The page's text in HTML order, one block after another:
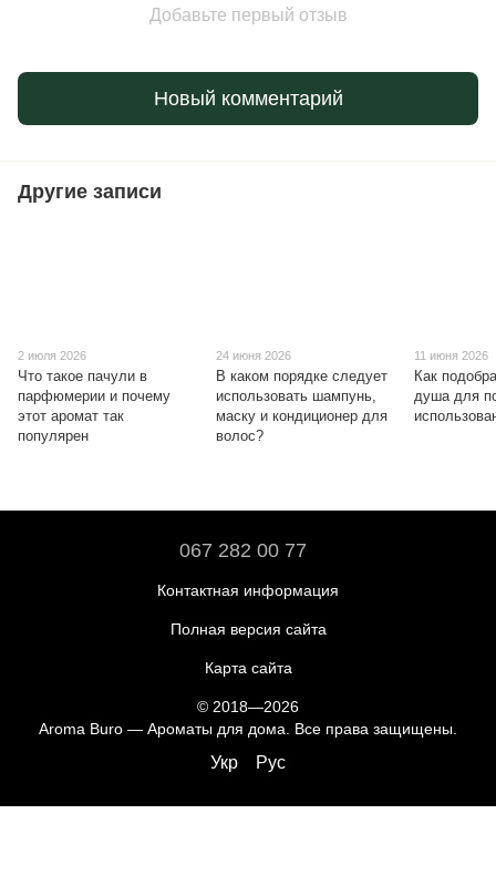
Добавьте первый отзыв
Новый комментарий
Другие записи
2 июля 2026
Что такое пачули в
парфюмерии и почему
этот аромат так
популярен
24 июня 2026
В каком порядке следует
использовать шампунь,
маску и кондиционер для
волос?
11 июня 2026
Как
душа для
067 282 00 77
Контактная информация
Полная версия сайта
Карта сайта
© 2018—2026
Aroma Buro — Ароматы для дома. Все права защищены.
Укр Рус